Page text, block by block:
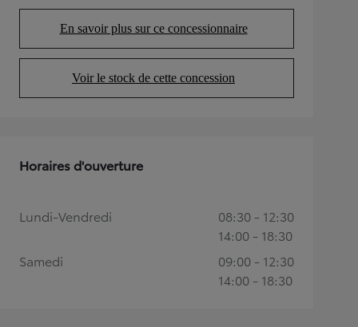
En savoir plus sur ce concessionnaire
(Opens in new tab)
Voir le stock de cette concession
(Opens in new tab)
Horaires d'ouverture
Lundi-Vendredi
08:30 - 12:30
14:00 - 18:30
Samedi
09:00 - 12:30
14:00 - 18:30